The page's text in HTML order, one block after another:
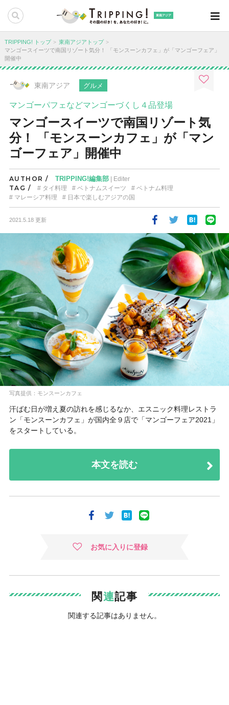
東南アジア
TRIPPING! トップ
東南アジアトップ
マンゴースイーツで南国リゾート気分！ 「モンスーンカフェ」が「マンゴーフェア」
開催中
東南アジア グルメ
マンゴーパフェなどマンゴーづくし４品登場
マンゴースイーツで南国リゾート気
分！ 「モンスーンカフェ」が「マン
ゴーフェア」開催中
AUTHOR / TRIPPING!編集部| Editer
TAG / タイ料理 ベトナムスイーツ
ベトナム料理
マレーシア料理
日本で楽しむアジアの国
2021.5.18 更新
写真提供：モンスーンカフェ
汗ばむ日が増え夏の訪れを感じるなか、エスニック料理レストラ
ン「モンスーンカフェ」が国内全９店で「マンゴーフェア2021」
をスタートしている。
本文を読む
お気に入りに登録
関連記事
関連する記事はありません。